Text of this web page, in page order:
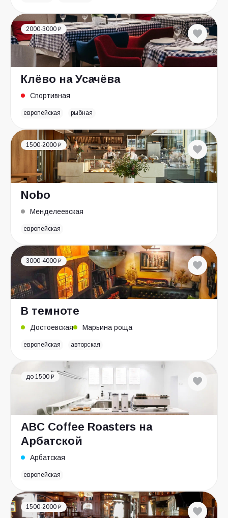
2000-3000 ₽
Клёво на Усачёва
Спортивная
европейская рыбная
1500-2000 ₽
Nobo
Менделеевская
европейская
3000-4000 ₽
В темноте
Достоевская Марьина роща
европейская авторская
до 1500 ₽
ABC Coffee Roasters на
Арбатской
Арбатская
европейская
1500-2000 ₽